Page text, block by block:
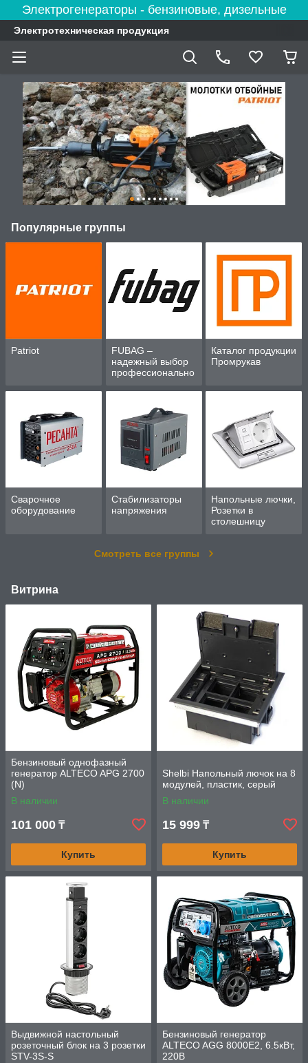
Электрогенераторы - бензиновые, дизельные
Электротехническая продукция
Популярные группы
Patriot
FUBAG –
надежный выбор
профессионально
для дома и
Каталог продукции
Промрукав
Сварочное
оборудование
Стабилизаторы
напряжения
Напольные лючки,
Розетки в
столешницу
Смотреть все группы
Витрина
Бензиновый однофазный
генератор ALTECO APG 2700
(N)
В наличии
101 000 ₸
Купить
Shelbi Напольный лючок на 8
модулей, пластик, серый
В наличии
15 999 ₸
Купить
Выдвижной настольный
розеточный блок на 3 розетки
STV-3S-S
Бензиновый генератор
ALTECO AGG 8000Е2, 6.5кВт,
220В